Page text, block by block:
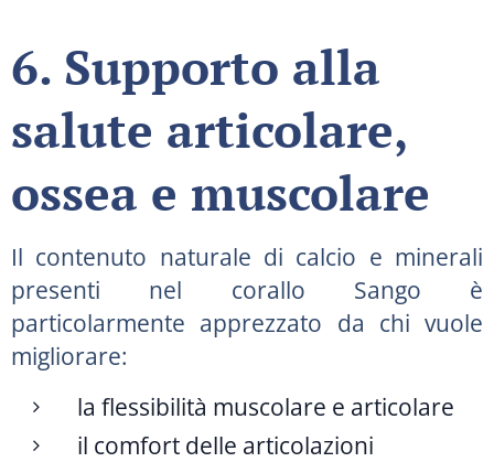
6. Supporto alla
salute articolare,
ossea e muscolare
Il contenuto naturale di calcio e minerali
presenti nel corallo Sango è
particolarmente apprezzato da chi vuole
migliorare:
la flessibilità muscolare e articolare
il comfort delle articolazioni